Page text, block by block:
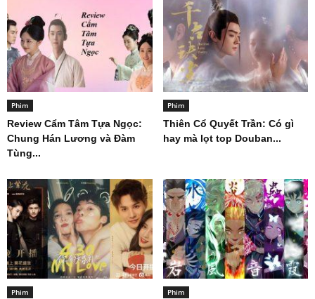
Phim
Review Cẩm Tâm Tựa Ngọc:
Chung Hán Lương và Đàm
Tùng...
Phim
Thiên Cổ Quyết Trần: Có gì
hay mà lọt top Douban...
Phim Phim